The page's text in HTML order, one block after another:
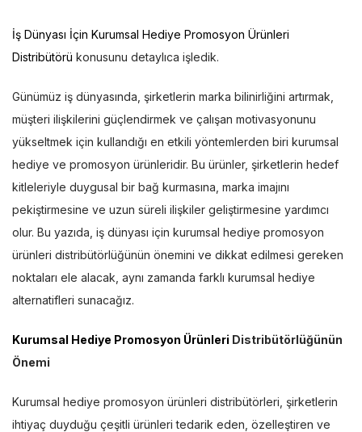
İş Dünyası İçin Kurumsal Hediye Promosyon Ürünleri
Distribütörü konusunu detaylıca işledik.
Günümüz iş dünyasında, şirketlerin marka bilinirliğini artırmak,
müşteri ilişkilerini güçlendirmek ve çalışan motivasyonunu
yükseltmek için kullandığı en etkili yöntemlerden biri kurumsal
hediye ve promosyon ürünleridir. Bu ürünler, şirketlerin hedef
kitleleriyle duygusal bir bağ kurmasına, marka imajını
pekiştirmesine ve uzun süreli ilişkiler geliştirmesine yardımcı
olur. Bu yazıda, iş dünyası için kurumsal hediye promosyon
ürünleri distribütörlüğünün önemini ve dikkat edilmesi gereken
noktaları ele alacak, aynı zamanda farklı kurumsal hediye
alternatifleri sunacağız.
Kurumsal Hediye Promosyon Ürünleri Distribütörlüğünün
Önemi
Kurumsal hediye promosyon ürünleri distribütörleri, şirketlerin
ihtiyaç duyduğu çeşitli ürünleri tedarik eden, özelleştiren ve